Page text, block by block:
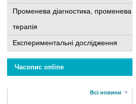
Променева діагностика, променева
терапія
Експериментальні дослідження
Часопис online
Всі новини